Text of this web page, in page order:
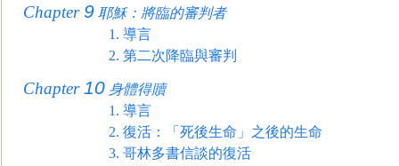
Chapter 9 耶穌：將臨的審判者
1. 導言
2. 第二次降臨與審判
Chapter 10 身體得贖
1. 導言
2. 復活：「死後生命」之後的生命
3. 哥林多書信談的復活